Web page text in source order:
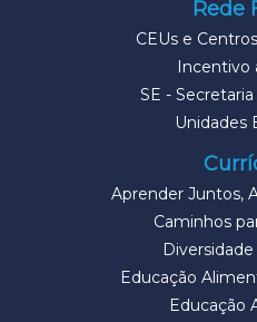
Rede
CEUs e
Incentivo
SE -
Unidades
Aprender Juntos,
Caminhos
Educação
Educação